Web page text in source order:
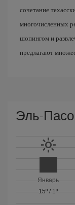
сочетание
многочисленных
шопингом и
предлагают
Эль-
Январь
15º / 1º